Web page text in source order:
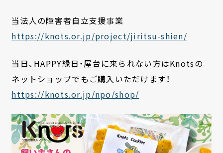
当法人の障害者自立支援事業
https://knots.or.jp/project/jiritsu-shien/
当日、HAPPY縁日・屋台に来られない方はKnotsの
ネットショップでもご購入いただけます！
https://knots.or.jp/npo/shop/